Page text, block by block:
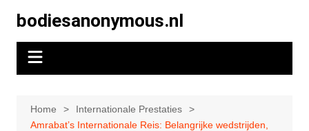
content
bodiesanonymous.nl
Home
Internationale Prestaties
Amrabat’s Internationale Reis: Belangrijke wedstrijden,